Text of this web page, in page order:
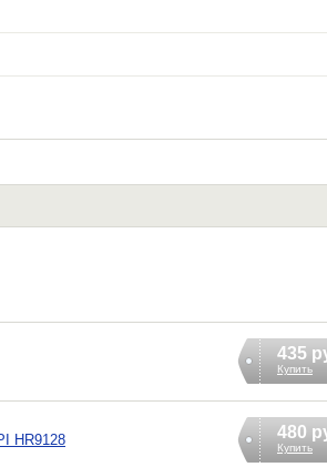
435
Купить
HR9128 480
Купить